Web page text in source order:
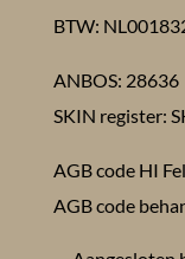
BTW:
ANBOS: 28636
SKIN register:
AGB code HI
AGB code